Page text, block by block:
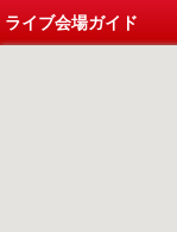
ライブ会場ガイド